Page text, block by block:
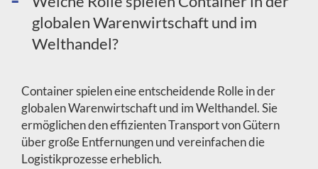
globalen Warenwirtschaft und im
Welthandel?
Container spielen eine entscheidende Rolle in der
globalen Warenwirtschaft und im Welthandel. Sie
ermöglichen den effizienten Transport von Gütern
über große Entfernungen und vereinfachen die
Logistikprozesse erheblich.